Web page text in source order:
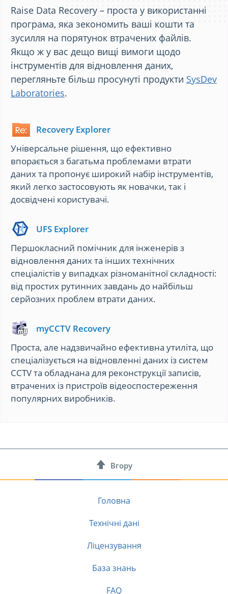
Raise Data Recovery – проста у використанні
програма, яка зекономить ваші кошти та
зусилля на порятунок втрачених файлів.
Якщо ж у вас дещо вищі вимоги щодо
інструментів для відновлення даних,
перегляньте більш просунуті продукти SysDev
Laboratories.
Recovery Explorer
Універсальне рішення, що ефективно
впорається з багатьма проблемами втрати
даних та пропонує широкий набір інструментів,
який легко застосовують як новачки, так і
досвідчені користувачі.
UFS Explorer
Першокласний помічник для інженерів з
відновлення даних та інших технічних
спеціалістів у випадках різноманітної складності:
від простих рутинних завдань до найбільш
серйозних проблем втрати даних.
myCCTV Recovery
Проста, але надзвичайно ефективна утиліта, що
спеціалізується на відновленні даних із систем
CCTV та обладнана для реконструкції записів,
втрачених із пристроїв відеоспостереження
популярних виробників.
Вгору
Головна
Технічні дані
Ліцензування
База знань
FAQ